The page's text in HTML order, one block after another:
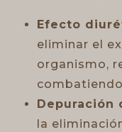
Efecto
eliminar el
organismo,
Depuración
la